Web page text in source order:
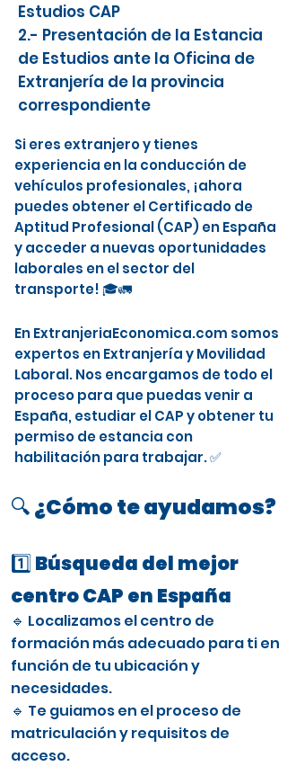
Estudios CAP
2.- Presentación de la Estancia
de Estudios ante la Oficina de
Extranjería de la provincia
correspondiente
Si eres extranjero y tienes
experiencia en la conducción de
vehículos profesionales, ¡ahora
puedes obtener el Certificado de
Aptitud Profesional (CAP) en España
y acceder a nuevas oportunidades
laborales en el sector del
transporte! 🎓🚛
En ExtranjeriaEconomica.com somos
expertos en Extranjería y Movilidad
Laboral. Nos encargamos de todo el
proceso para que puedas venir a
España, estudiar el CAP y obtener tu
permiso de estancia con
habilitación para trabajar. ✅
🔍 ¿Cómo te ayudamos?
1️⃣ Búsqueda del mejor
centro CAP en España
🔹 Localizamos el centro de
formación más adecuado para ti en
función de tu ubicación y
necesidades.
🔹 Te guiamos en el proceso de
matriculación y requisitos de
acceso.